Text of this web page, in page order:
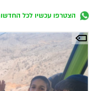
הצטרפו עכשיו לכל